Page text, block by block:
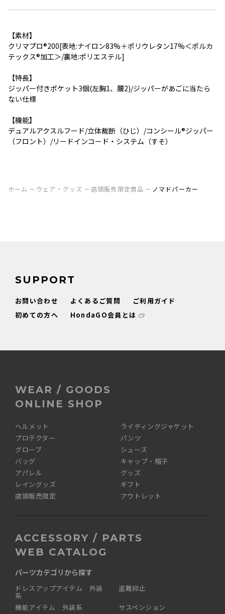
【素材】
クリマプロ®200[表地:ナイロン83%＋ポリウレタン17%＜ポルカ
テックス®加工＞/裏地:ポリエステル]
【特長】
ジッパー付きポケット3個(左胸1、腰2)/ジッパーがあごに当たら
ない仕様
【機能】
デュアルアクスルフード/立体裁断（ひじ）/コンシール®ジッパー
（フロント）/リードインコード・システム（すそ）
ホーム ウェア・グッズ 店頭販売限定商品 ノマドパーカー
SUPPORT
お問い合わせ よくあるご質問
ご利用ガイド
初めての方へ
HondaGO会員とは
WEAR / GOODS
ONLINE SHOP
ヘルメット
ライディングジャケット
プロテクター
パンツ
グローブ
シューズ
バッグ
キャップ・帽子
アパレル
グッズ
レイングッズ
ギフト
店頭販売限定
アウトレット
ACCESSORY / PARTS
WEB CATALOG
パーツカテゴリから探す
ドレスアップアイテム 外装
系
機能アイテム 外装系
盗難抑止
サスペンション